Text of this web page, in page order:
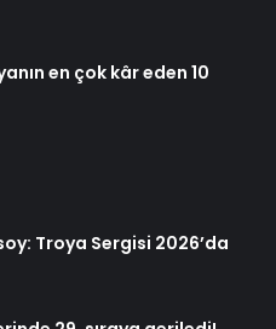
en çok kâr eden 10
Troya Sergisi 2026’da